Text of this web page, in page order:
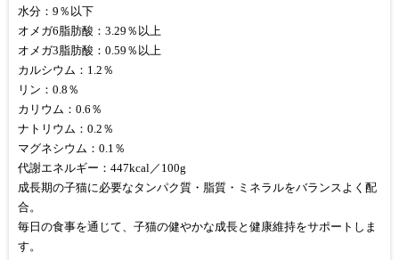
水分：9％以下
オメガ6脂肪酸：3.29％以上
オメガ3脂肪酸：0.59％以上
カルシウム：1.2％
リン：0.8％
カリウム：0.6％
ナトリウム：0.2％
マグネシウム：0.1％
代謝エネルギー：447kcal／100g
成長期の子猫に必要なタンパク質・脂質・ミネラルをバランスよく配
合。
毎日の食事を通じて、子猫の健やかな成長と健康維持をサポートしま
す。